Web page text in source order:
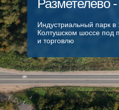
Разметелево
Индустриальный парк в
Колтушском шоссе под
и торговлю